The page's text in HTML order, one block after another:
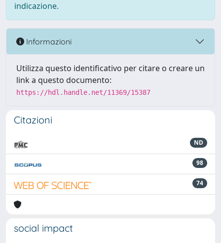
indicazione.
Informazioni
Utilizza questo identificativo per citare o creare un
link a questo documento:
https://hdl.handle.net/11369/15387
Citazioni
ND
98
74
social impact